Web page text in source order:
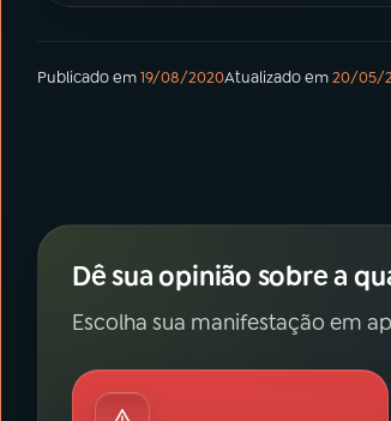
Publicado em19/08/2020Atualizado em20/05/
Dê sua opinião sobre a
Escolha sua manifestação em